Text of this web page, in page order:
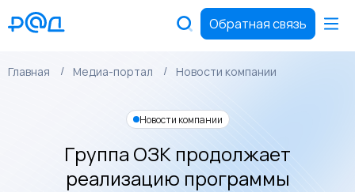
Обратная связь
Главная Медиа-портал Новости компании
Новости компании
Группа ОЗК продолжает
реализацию программы